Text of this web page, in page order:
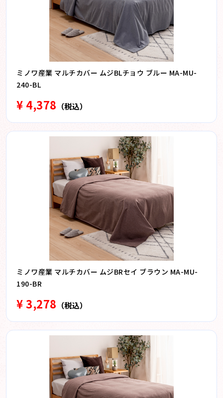
ミノワ産業 マルチカバー ムジBLチョウ ブルー MA-MU-
240-BL
¥ 4,378 （税込）
ミノワ産業 マルチカバー ムジBRセイ ブラウン MA-MU-
190-BR
¥ 3,278 （税込）